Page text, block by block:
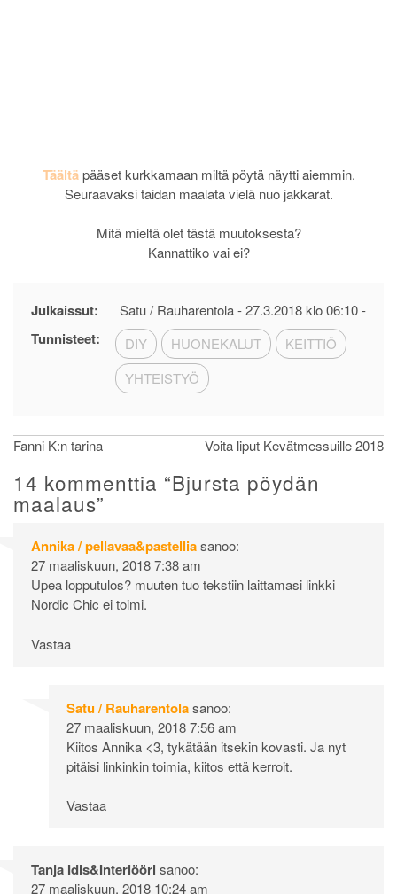
Täältä pääset kurkkamaan miltä pöytä näytti aiemmin.
Seuraavaksi taidan maalata vielä nuo jakkarat.
Mitä mieltä olet tästä muutoksesta?
Kannattiko vai ei?
Julkaissut: Satu / Rauharentola -27.3.2018 klo 06:10-
Tunnisteet: DIY HUONEKALUT
KEITTIÖ
YHTEISTYÖ
Artikkelien
selaus
Fanni K:n tarina Voita liput Kevätmessuille 2018
14 kommenttia “Bjursta pöydän
maalaus”
Annika / pellavaa&pastelliasanoo:
27 maaliskuun, 2018 7:38 am
Upea lopputulos? muuten tuo tekstiin laittamasi linkki
Nordic Chic ei toimi.
Vastaa
Satu / Rauharentolasanoo:
27 maaliskuun, 2018 7:56 am
Kiitos Annika <3, tykätään itsekin kovasti. Ja nyt
pitäisi linkinkin toimia, kiitos että kerroit.
Vastaa
Tanja Idis&Interiööri sanoo:
27 maaliskuun, 2018 10:24 am